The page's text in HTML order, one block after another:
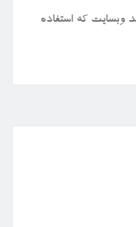
وبسایت که استفاده